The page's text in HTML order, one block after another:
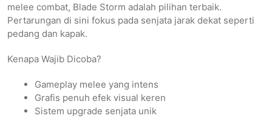
melee combat, Blade Storm adalah pilihan terbaik.
Pertarungan di sini fokus pada senjata jarak dekat seperti
pedang dan kapak.
Kenapa Wajib Dicoba?
Gameplay melee yang intens
Grafis penuh efek visual keren
Sistem upgrade senjata unik